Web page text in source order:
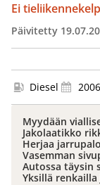
Ei
Päivitetty
Diesel 2006
Myydään
Jakolaatikko
Herjaa
Vasemman
Autossa täysin
Yksillä